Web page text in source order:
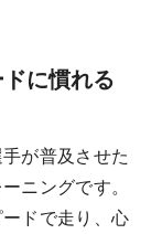
に慣れる
が普及させた
ニングです。
ドで走り、心